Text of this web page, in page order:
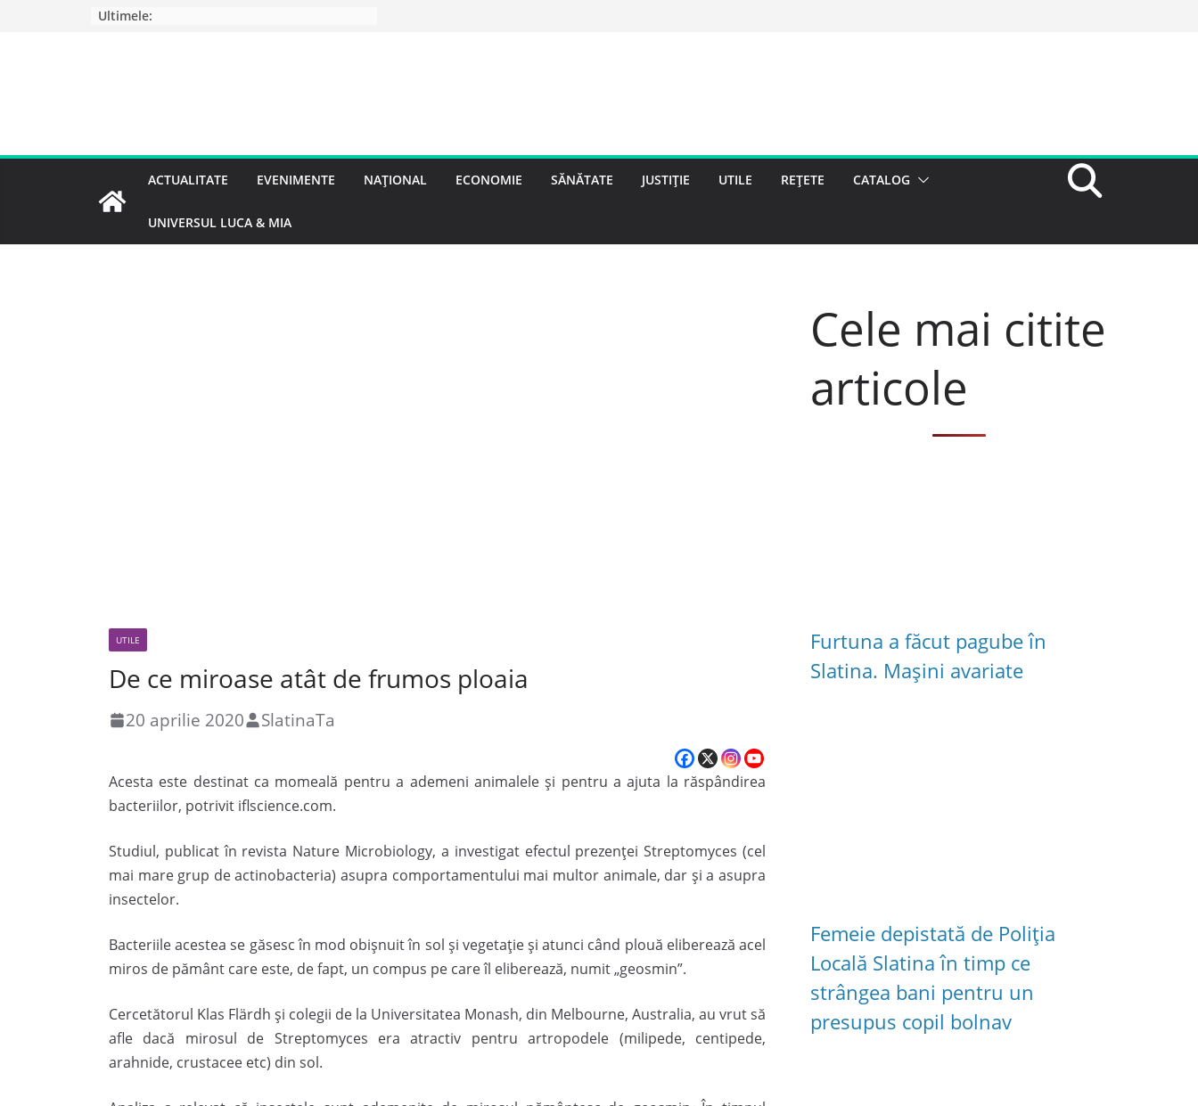
Ultimele:
ACTUALITATE EVENIMENTE NAȚIONAL ECONOMIE SĂNĂTATE JUSTIȚIE UTILE REȚETE CATALOG
UNIVERSUL LUCA & MIA
UTILE
De ce miroase atât de frumos ploaia
20 aprilie 2020 SlatinaTa
Acesta este destinat ca momeală pentru a ademeni animalele şi pentru a ajuta la răspândirea
bacteriilor, potrivit iflscience.com.
Studiul, publicat în revista Nature Microbiology, a investigat efectul prezenţei Streptomyces (cel
mai mare grup de actinobacteria) asupra comportamentului mai multor animale, dar şi a asupra
insectelor.
Bacteriile acestea se găsesc în mod obişnuit în sol şi vegetaţie şi atunci când plouă eliberează acel
miros de pământ care este, de fapt, un compus pe care îl eliberează, numit „geosmin”.
Cercetătorul Klas Flärdh şi colegii de la Universitatea Monash, din Melbourne, Australia, au vrut să
afle dacă mirosul de Streptomyces era atractiv pentru artropodele (milipede, centipede,
arahnide, crustacee etc) din sol.
Cele mai citite
articole
Furtuna a făcut pagube în
Slatina. Mașini avariate
Femeie depistată de Poliția
Locală Slatina în timp ce
strângea bani pentru un
presupus copil bolnav